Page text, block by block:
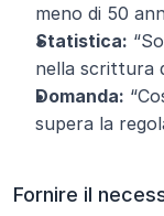
meno di 50
Statistica:
nella scrittura
Domanda:
supera la
Fornire il